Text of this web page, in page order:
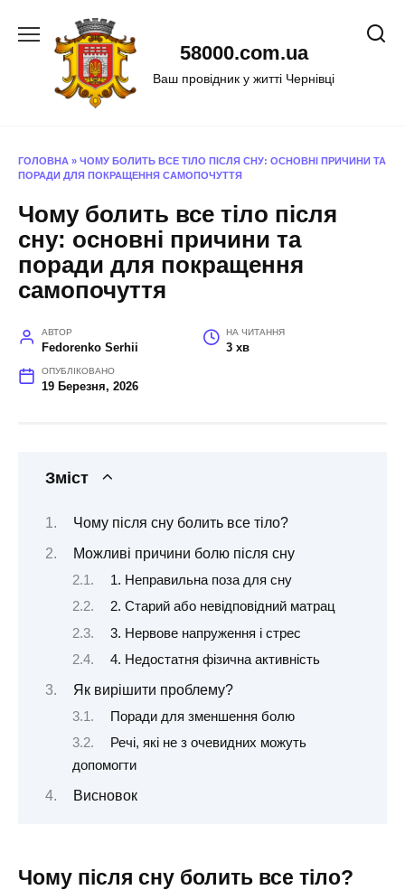
58000.com.ua
Ваш провідник у житті Чернівці
ГОЛОВНА » ЧОМУ БОЛИТЬ ВСЕ ТІЛО ПІСЛЯ СНУ: ОСНОВНІ ПРИЧИНИ ТА
ПОРАДИ ДЛЯ ПОКРАЩЕННЯ САМОПОЧУТТЯ
Чому болить все тіло після
сну: основні причини та
поради для покращення
самопочуття
АВТОР
Fedorenko Serhii
НА ЧИТАННЯ
3 хв
ОПУБЛІКОВАНО
19 Березня, 2026
Зміст
Чому після сну болить все тіло?
Можливі причини болю після сну
1. Неправильна поза для сну
2. Старий або невідповідний матрац
3. Нервове напруження і стрес
4. Недостатня фізична активність
Як вирішити проблему?
Поради для зменшення болю
Речі, які не з очевидних можуть
допомогти
Висновок
Чому після сну болить все тіло?